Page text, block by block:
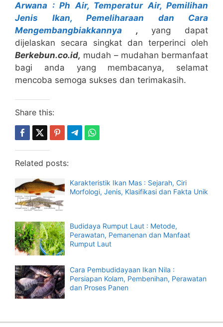
Arwana : Ph Air, Temperatur Air, Pemilihan
Jenis Ikan, Pemeliharaan dan Cara
Mengembangbiakkannya
, yang dapat
dijelaskan secara singkat dan terperinci oleh
Berkebun.co.id, mudah – mudahan bermanfaat
bagi anda yang membacanya, selamat
mencoba semoga sukses dan terimakasih.
Share this:
Related posts:
Karakteristik Ikan Mas : Sejarah, Ciri
Morfologi, Jenis, Klasifikasi dan Fakta Unik
Budidaya Rumput Laut : Metode,
Perawatan, Pemanenan dan Manfaat
Rumput Laut
Cara Pembudidayaan Ikan Nila :
Persiapan Kolam, Pembenihan, Perawatan
dan Proses Panen